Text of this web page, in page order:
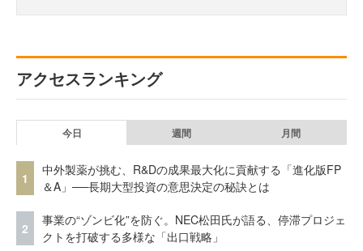
アクセスランキング
今日 週間 月間
1
中外製薬が挑む、R&Dの成果最大化に貢献する「進化版FP
＆A」──長期大型投資の意思決定の秘訣とは
2
事業の“ゾンビ化”を防ぐ。NEC松田氏が語る、停滞プロジェ
クトを打破する多様な「出口戦略」